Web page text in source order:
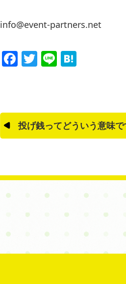
info@event-partners.net
Facebook
Twitter
Line
投げ銭ってどういう意味で